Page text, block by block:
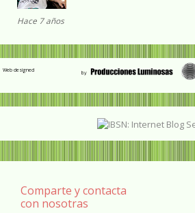
Hace 7 años
Web designed
Comparte y contacta
con nosotras